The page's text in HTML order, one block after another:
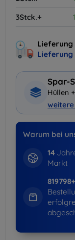
3Stck.+
Lieferung
Lieferung
Spar-
Hüllen
Warum bei
14
Markt
819798+